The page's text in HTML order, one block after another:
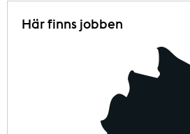
Här finns jobben